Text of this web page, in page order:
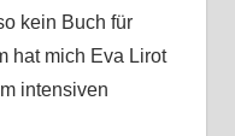
kein Buch für
hat mich Eva Lirot
intensiven